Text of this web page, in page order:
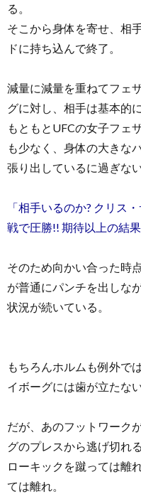
る。
そこから身体を寄せ、相
ドに持ち込んで終了。
減量に減量を重ねてフェ
グに対し、相手は基本的
もともとUFCの女子フェ
も少なく、身体の大きな
張り出しているに過ぎない
「相手いるのか? クリス
戦で圧勝!! 期待以上の結果
そのため向かい合った時
が普通にパンチを出しな
状況が続いている。
もちろんホルムも例外で
イボーグには歯が立たない
だが、あのフットワーク
グのプレスから逃げ切れる
ローキックを蹴っては離
ては離れ。